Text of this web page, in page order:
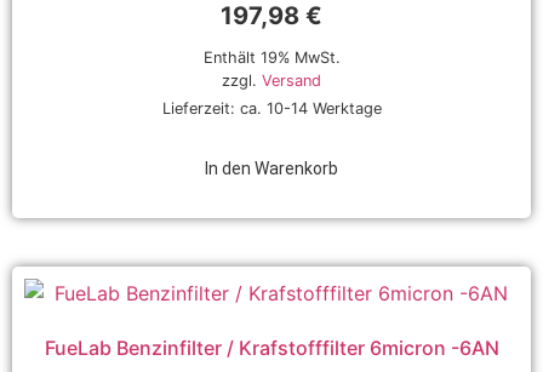
197,98 €
Enthält 19% MwSt.
zzgl. Versand
Lieferzeit: ca. 10-14 Werktage
In den Warenkorb
FueLab Benzinfilter / Krafstofffilter 6micron -6AN